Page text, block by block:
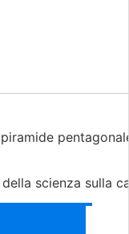
scienza sulla